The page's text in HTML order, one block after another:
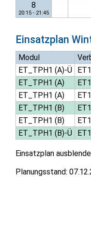
8
20:15 - 21:45
Einsatzplan
Modul
ET_TPH1 (A)-Ü
ET_TPH1 (A)
ET_TPH1 (A)
ET_TPH1 (B)
ET_TPH1 (B)
ET_TPH1 (B)-Ü
Einsatzplan
Planungsstand: